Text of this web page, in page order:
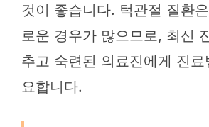
것이 좋습니다. 턱관절 질환
로운 경우가 많으므로, 최신
추고 숙련된 의료진에게 진
요합니다.